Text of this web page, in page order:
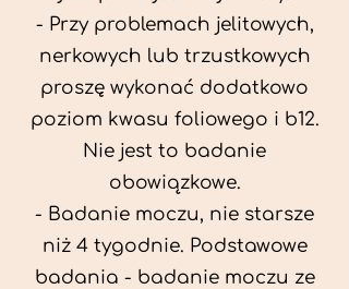
- Przy problemach jelitowych,
nerkowych lub trzustkowych
proszę wykonać dodatkowo
poziom kwasu foliowego i b12.
Nie jest to badanie
obowiązkowe.
- Badanie moczu, nie starsze
niż 4 tygodnie. Podstawowe
badania - badanie moczu ze